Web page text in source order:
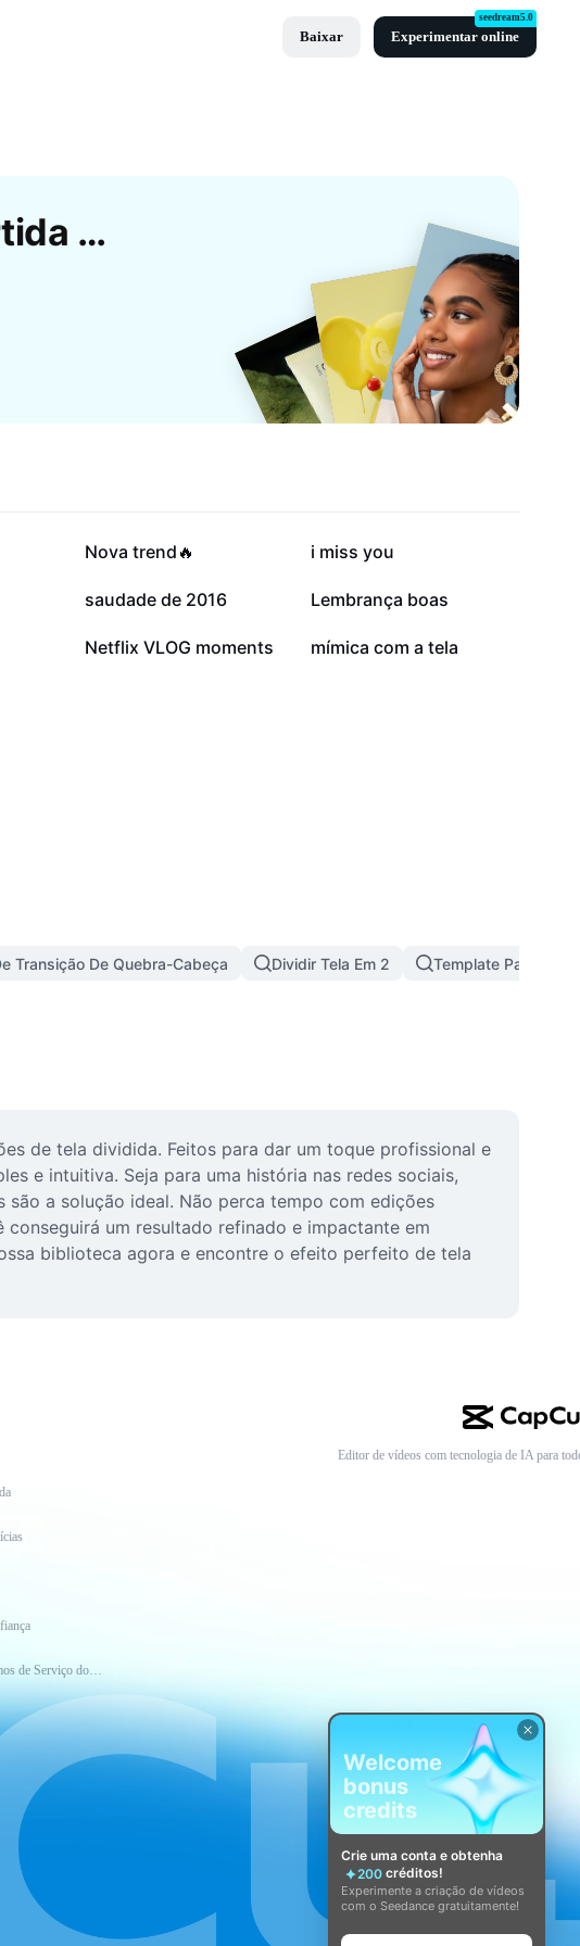
Baixar Experimentar online
seedream5.0
Modelos Gratuitos De Transições De Tela Partida Da CapCut
21 mil
Nova trend🔥 20,1 mil
i miss you
11,9 mil
saudade de 2016 10 mil
Lembrança boas
3,4 mil
Netflix VLOG moments 879
mímica com a tela
Transição De Quebra-Cabeça Dividir Tela Em 2 Template Para Tela
de tela dividida. Feitos para dar um toque profissional e
e intuitiva. Seja para uma história nas redes sociais,
a solução ideal. Não perca tempo com edições
um resultado refinado e impactante em
biblioteca agora e encontre o efeito perfeito de tela
Sobre os Termos de Serviço do CapCut
Editor de vídeos com tecnologia de IA para
Welcome
bonus
credits
Crie uma conta e obtenha
200 créditos!
Experimente a criação de vídeos
com o Seedance gratuitamente!